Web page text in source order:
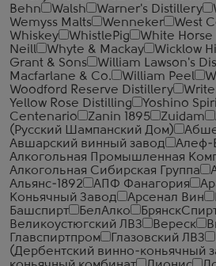
Behn
Walsh Warner's Distillery
Wemyss Malts
Wenneker West
Whiskey
WhistlePig White Horse
Neill
Whyte & Mackay Wicklow
Grant & Sons
William Lawson's
Macfarlane & Co.
William Peel
Woodford Reserve Distillery
Yellow Rose Distilling
Yoshino
Centenario
Zanin 1895 Zuidam
(Русский Шампанский Дом)
Авшарский винный завод
Алеф-
Алкогольная Промышленная
Алкогольная Сибирская Группа
Альянс-1892
АПФ Фанагория
Коньячный Завод
Арсенал Вин
Башспирт
БелАлко
Великоустюгский ЛВЗ
Вереск
Главспиртпром
Глазовский ЛВЗ
(Дербентский винно-коньячный